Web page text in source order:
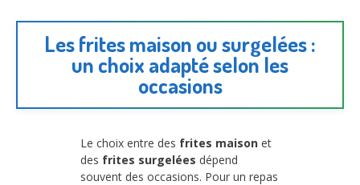
Les frites maison ou surgelées :
un choix adapté selon les
occasions
Le choix entre des frites maison et
des frites surgelées dépend
souvent des occasions. Pour un repas